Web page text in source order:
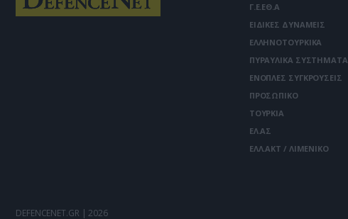
Γ.Ε.ΕΘ.Α
ΕΙΔΙΚΕΣ ΔΥΝΑΜΕΙΣ
ΕΛΛΗΝΟΤΟΥΡΚΙΚΑ
ΠΥΡΑΥΛΙΚΑ ΣΥΣΤΗΜΑΤΑ
ΕΝΟΠΛΕΣ ΣΥΓΚΡΟΥΣΕΙΣ
ΠΡΟΣΩΠΙΚΟ
ΤΟΥΡΚΙΑ
ΕΛ.ΑΣ
ΕΛΛ.ΑΚΤ / ΛΙΜΕΝΙΚΟ
DEFENCENET.GR | 2026